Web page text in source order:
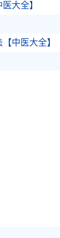
大全】
中医大全】